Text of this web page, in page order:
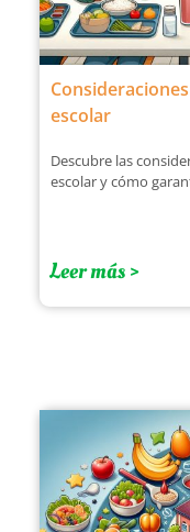
escolar
Descubre las
escolar y cómo
Leer más >